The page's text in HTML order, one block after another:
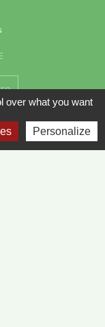
over what you want
Personalize